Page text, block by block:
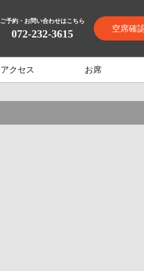
ご予約・お問い合わせはこちら
072-232-3615 空席確
アクセス お席